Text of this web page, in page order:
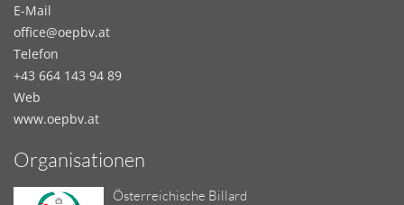
E-Mail
office@oepbv.at
Telefon
+43 664 143 94 89
Web
www.oepbv.at
Organisationen
Österreichische Billard